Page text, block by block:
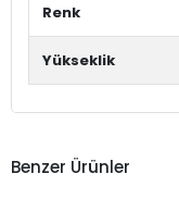
Renk
Yükseklik
Benzer Ürünler